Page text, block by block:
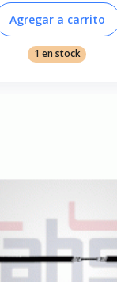
Agregar a carrito
1 en stock